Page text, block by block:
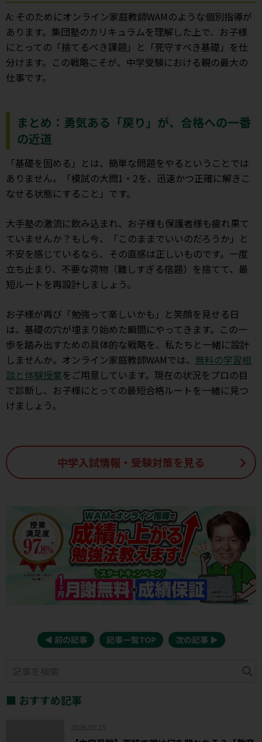
A: そのためにオンライン家庭教師WAMのような個別指導が
あります。集団塾のカリキュラムを理解した上で、お子様
にとっての「捨てるべき課題」と「死守すべき基礎」を仕
分けます。この戦略こそが、中学受験における親の最大の
仕事です。
まとめ：勇気ある「戻り」が、合格への一番
の近道
「基礎を固める」とは、簡単な問題をやるということでは
ありません。「模試の大問1・2を、迅速かつ正確に解きこ
なせる状態にすること」です。
大手塾の激流に飲み込まれ、お子様も保護者様も疲れ果て
ていませんか？もし今、「このままでいいのだろうか」と
不安を感じているなら、その直感は正しいものです。一度
立ち止まり、不要な荷物（難しすぎる宿題）を捨てて、最
短ルートを再設計しましょう。
お子様が再び「勉強って楽しいかも」と笑顔を見せる日
は、基礎の穴が埋まり始めた瞬間にやってきます。この一
歩を踏み出すための具体的な戦略を、私たちと一緒に設計
しませんか。オンライン家庭教師WAMでは、 無料の学習相
談と体験授業をご用意しています。現在の状況をプロの目
で診断し、お子様にとっての最短合格ルートを一緒に見つ
けましょう。
中学入試情報・受験対策を見る
◀︎ 前の記事 記事一覧TOP 次の記事 ▶︎
■ おすすめ記事